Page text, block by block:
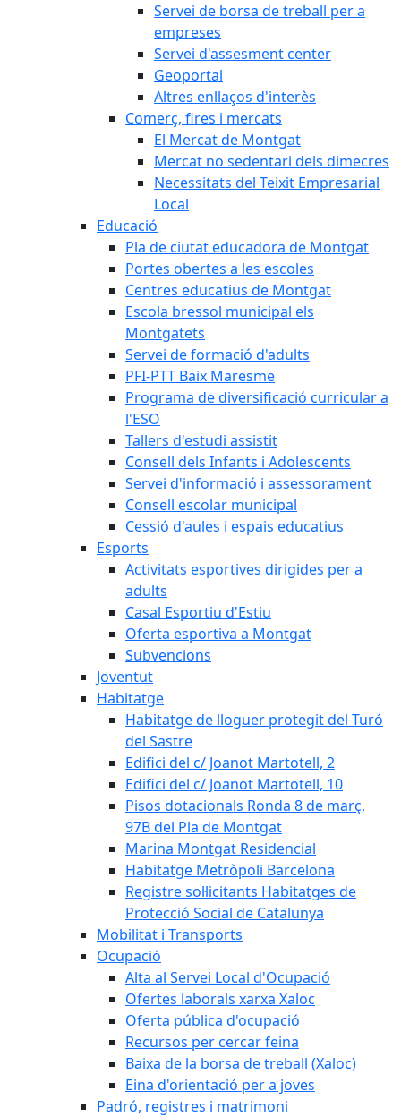
Servei de borsa de treball per a
empreses
Servei d'assesment center
Geoportal
Altres enllaços d'interès
Comerç, fires i mercats
El Mercat de Montgat
Mercat no sedentari dels dimecres
Necessitats del Teixit Empresarial
Local
Educació
Pla de ciutat educadora de Montgat
Portes obertes a les escoles
Centres educatius de Montgat
Escola bressol municipal els
Montgatets
Servei de formació d'adults
PFI-PTT Baix Maresme
Programa de diversificació curricular a
l'ESO
Tallers d'estudi assistit
Consell dels Infants i Adolescents
Servei d'informació i assessorament
Consell escolar municipal
Cessió d'aules i espais educatius
Esports
Activitats esportives dirigides per a
adults
Casal Esportiu d'Estiu
Oferta esportiva a Montgat
Subvencions
Joventut
Habitatge
Habitatge de lloguer protegit del Turó
del Sastre
Edifici del c/ Joanot Martotell, 2
Edifici del c/ Joanot Martotell, 10
Pisos dotacionals Ronda 8 de març,
97B del Pla de Montgat
Marina Montgat Residencial
Habitatge Metròpoli Barcelona
Registre sol·licitants Habitatges de
Protecció Social de Catalunya
Mobilitat i Transports
Ocupació
Alta al Servei Local d'Ocupació
Ofertes laborals xarxa Xaloc
Oferta pública d'ocupació
Recursos per cercar feina
Baixa de la borsa de treball (Xaloc)
Eina d'orientació per a joves
Padró, registres i matrimoni